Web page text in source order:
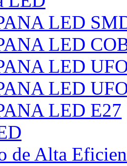
LED
LED
LED
LED
LED E27
de Alta